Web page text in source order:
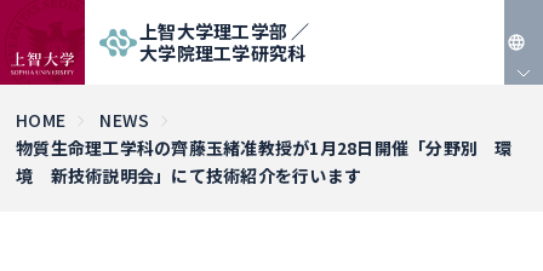
上智大学理工学部 ／
大学院理工学研究科
HOME
NEWS
物質生命理工学科の齊藤玉緒准教授が1月28日開催「分野別 環
境 新技術説明会」にて技術紹介を行います